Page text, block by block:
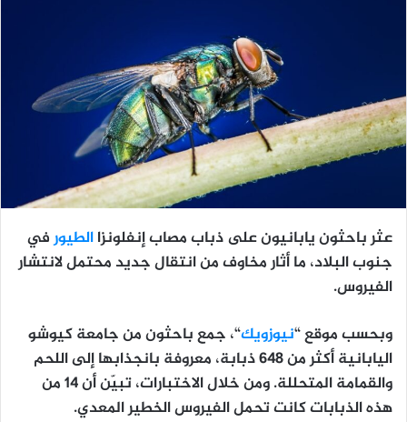
عثر باحثون يابانيون على ذباب مصاب إنفلونزاالطيورفي
جنوب البلاد، ما أثار مخاوف من انتقال جديد محتمل لانتشار
الفيروس.
وبحسب موقع “نيوزويك“، جمع باحثون من جامعة كيوشو
اليابانية أكثر من 648 ذبابة، معروفة بانجذابها إلى اللحم
والقمامة المتحللة. ومن خلال الاختبارات، تبيّن أن 14 من
هذه الذبابات كانت تحمل الفيروس الخطير المعدي.